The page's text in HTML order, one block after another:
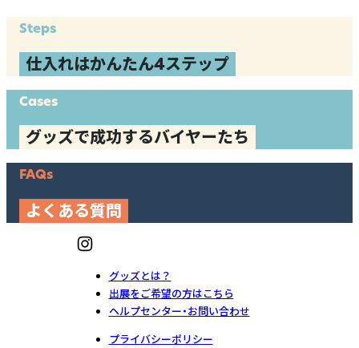
Steps
仕入れはかんたん4ステップ
Cases
グッズで成功するバイヤーたち
FAQs
よくある質問
グッズとは？
出展をご希望の方はこちら
ヘルプセンター・お問い合わせ
プライバシーポリシー